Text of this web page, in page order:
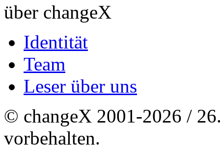
über changeX
Identität
Team
Leser über uns
© changeX 2001-2026 /
vorbehalten.